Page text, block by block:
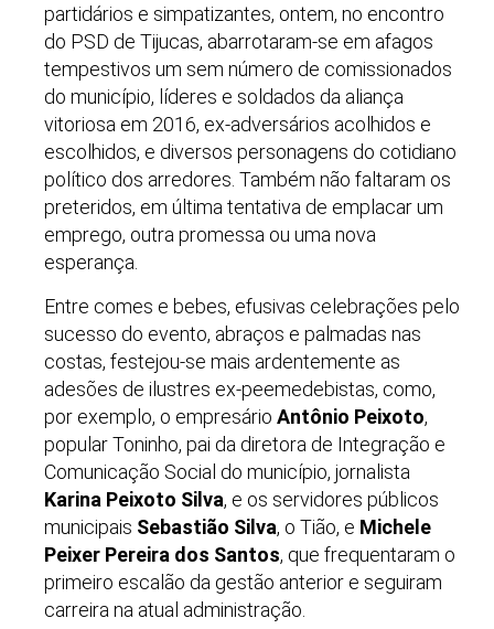
partidários e simpatizantes, ontem, no encontro
do PSD de Tijucas, abarrotaram-se em afagos
tempestivos um sem número de comissionados
do município, líderes e soldados da aliança
vitoriosa em 2016, ex-adversários acolhidos e
escolhidos, e diversos personagens do cotidiano
político dos arredores. Também não faltaram os
preteridos, em última tentativa de emplacar um
emprego, outra promessa ou uma nova
esperança.
Entre comes e bebes, efusivas celebrações pelo
sucesso do evento, abraços e palmadas nas
costas, festejou-se mais ardentemente as
adesões de ilustres ex-peemedebistas, como,
por exemplo, o empresário Antônio Peixoto,
popular Toninho, pai da diretora de Integração e
Comunicação Social do município, jornalista
Karina Peixoto Silva, e os servidores públicos
municipais Sebastião Silva, o Tião, e Michele
Peixer Pereira dos Santos, que frequentaram o
primeiro escalão da gestão anterior e seguiram
carreira na atual administração.